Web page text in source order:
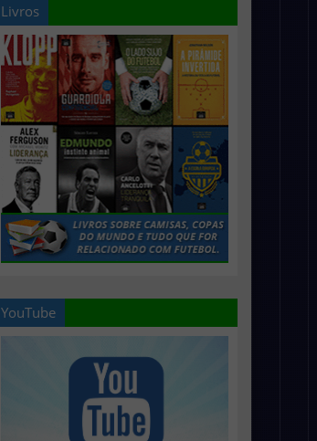
Livros
YouTube